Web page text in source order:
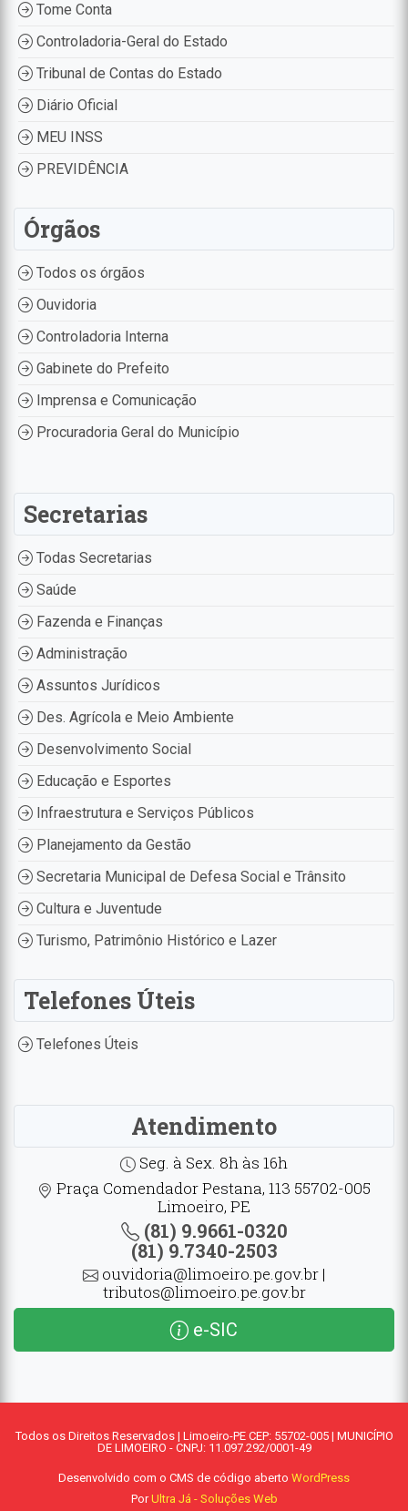
Tome Conta
Controladoria-Geral do Estado
Tribunal de Contas do Estado
Diário Oficial
MEU INSS
PREVIDÊNCIA
Órgãos
Todos os órgãos
Ouvidoria
Controladoria Interna
Gabinete do Prefeito
Imprensa e Comunicação
Procuradoria Geral do Município
Secretarias
Todas Secretarias
Saúde
Fazenda e Finanças
Administração
Assuntos Jurídicos
Des. Agrícola e Meio Ambiente
Desenvolvimento Social
Educação e Esportes
Infraestrutura e Serviços Públicos
Planejamento da Gestão
Secretaria Municipal de Defesa Social e Trânsito
Cultura e Juventude
Turismo, Patrimônio Histórico e Lazer
Telefones Úteis
Telefones Úteis
Atendimento
Seg. à Sex. 8h às 16h
Praça Comendador Pestana, 113 55702-005
Limoeiro, PE
(81) 9.9661-0320
(81) 9.7340-2503
ouvidoria@limoeiro.pe.gov.br |
tributos@limoeiro.pe.gov.br
e-SIC
Todos os Direitos Reservados | Limoeiro-PE CEP: 55702-005 | MUNICÍPIO
DE LIMOEIRO - CNPJ: 11.097.292/0001-49
Desenvolvido com o CMS de código aberto WordPress
PorUltra Já - Soluções Web